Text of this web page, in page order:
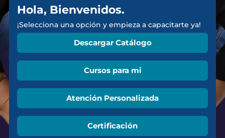
Hola, Bienvenidos.
¡Selecciona una opción y empieza a capacitarte ya!
Descargar Catálogo
Cursos para mi
Atención Personalizada
Certificación